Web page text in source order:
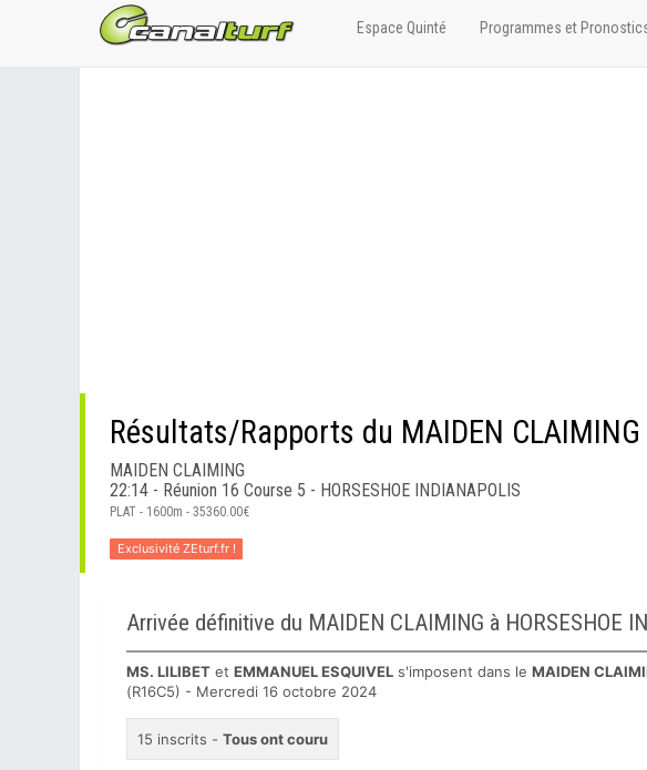
Résultats/Rapports du MAIDEN CLAIMING
MAIDEN CLAIMING
22:14 - Réunion 16 Course 5 - HORSESHOE INDIANAPOLIS
PLAT - 1600m - 35360.00€
Exclusivité ZEturf.fr !
Arrivée définitive du MAIDEN CLAIMING à HORSESHOE
MS. LILIBET et EMMANUEL ESQUIVEL s'imposent dans le MAIDEN
(R16C5) - Mercredi 16 octobre 2024
15 inscrits - Tous ont couru
Espace Quinté Programmes et